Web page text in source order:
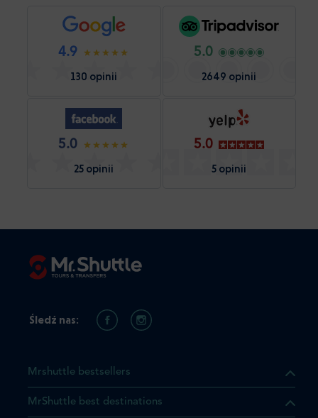
4.9
130 opinii
5.0
2649 opinii
5.0
25 opinii
5.0
5 opinii
Mrshuttle bestsellers
MrShuttle best destinations
Śledź nas: